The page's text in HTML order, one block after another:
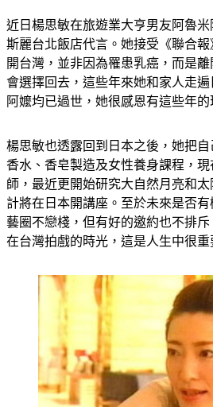
近日楊思敏在旅遊業大亨男友阿魯
斯麗台北飯店代言。她接受《聯合
開台灣，並非因為罹患乳癌，而是
會選擇回去，這些年來她和家人走
阿嬤均已過世，她很感恩有這些年的
楊思敏也透露回到日本之後，她把
香水、香皂製造及女性養身課程，
師，最近更開始研究大自然月亮和
計將在日本開講座。至於未來是否
藝圈不戀棧，但有好的邀約也不排
在台灣拍戲的時光，這是人生中很重